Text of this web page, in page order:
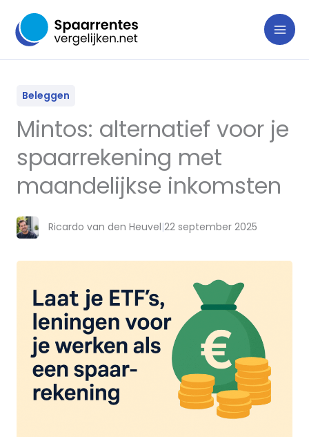
naar
inhoud
Beleggen
Mintos: alternatief voor je
spaarrekening met
maandelijkse inkomsten
Ricardo van den Heuvel|22 september 2025